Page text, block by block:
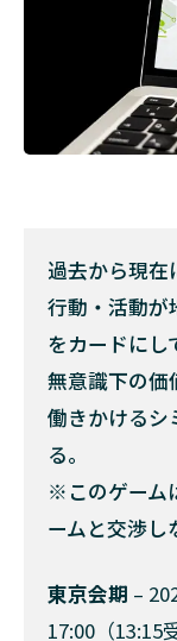
過去から現在
行動・活動が
をカードにし
無意識下の価
働きかけるシ
る。
※このゲーム
ームと交渉し
東京会期 –
17:00（13:15